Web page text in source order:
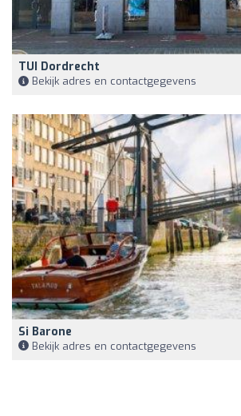
TUI Dordrecht
Bekijk adres en contactgegevens
Si Barone
Bekijk adres en contactgegevens